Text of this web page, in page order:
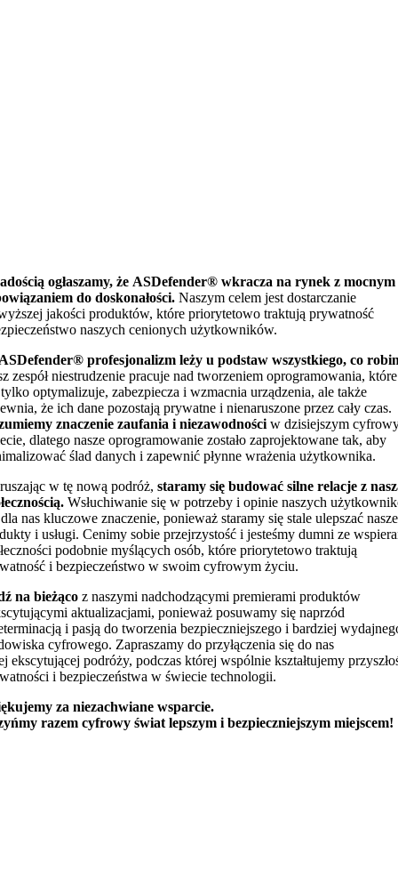
ogłaszamy, że ASDefender® wkracza na rynek z mocnym
do doskonałości. Naszym celem jest dostarczanie
jakości produktów, które priorytetowo traktują prywatność
naszych cenionych użytkowników.
profesjonalizm leży u podstaw wszystkiego, co
zespół niestrudzenie pracuje nad tworzeniem oprogramowania, które
optymalizuje, zabezpiecza i wzmacnia urządzenia, ale także
że ich dane pozostają prywatne i nienaruszone przez cały czas.
znaczenie zaufania i niezawodności w dzisiejszym
dlatego nasze oprogramowanie zostało zaprojektowane tak, aby
ślad danych i zapewnić płynne wrażenia użytkownika.
w tę nową podróż, staramy się budować silne relacje z
Wsłuchiwanie się w potrzeby i opinie naszych
nas kluczowe znaczenie, ponieważ staramy się stale ulepszać nasze
i usługi. Cenimy sobie przejrzystość i jesteśmy dumni ze
podobnie myślących osób, które priorytetowo traktują
i bezpieczeństwo w swoim cyfrowym życiu.
na bieżąco z naszymi nadchodzącymi premierami produktów
aktualizacjami, ponieważ posuwamy się naprzód
i pasją do tworzenia bezpieczniejszego i bardziej
cyfrowego. Zapraszamy do przyłączenia się do nas
ekscytującej podróży, podczas której wspólnie kształtujemy
i bezpieczeństwa w świecie technologii.
za niezachwiane wsparcie.
razem cyfrowy świat lepszym i bezpieczniejszym miejscem!